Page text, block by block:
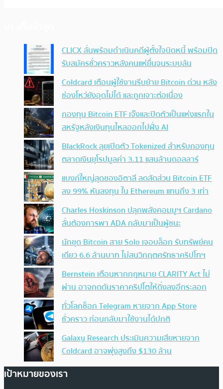
CLICX ลั่นพร้อมดำเนินคดีผู้ตั้งใจบิดหนี้ พร้อมปิด
รับสมัครชั่วคราวหลังคนแห่ยื่นจนระบบล้น
Coldcard เตือนผู้ใช้งานรีบย้าย Bitcoin ด่วน หลัง
ช่องโหว่ยังอุดไม่ได้ และถูกเจาะต่อเนื่อง
กองทุน Bitcoin ETF เจ๊งและปิดตัวเป็นแห่งแรกใน
สหรัฐหลังเงินทุนไหลออกไปฝั่ง AI
BlackRock ลุยเปิดตัว Tokenized สำหรับกองทุน
ตลาดเงินยุโรปมูลค่า 3.11 แสนล้านดอลลาร์
แบงก์ใหญ่สุดของอิตาลี ลดสัดส่วน Bitcoin ETF
ลง 99% หันลงทุน ใน Ethereum แทนถึง 3 เท่า
Charles Hoskinson ปลุกพลังคอมมูฯ Cardano
ลั่นต้องการพา ADA กลับมาเป็นผู้ชนะ
นักขุด Bitcoin สาย Solo เจอบล็อก รับทรัพย์คน
เดียว 6.6 ล้านบาท ไม่สนวิกฤตศรัทธาคริปโทฯ
Bernstein เตือนหากกฎหมาย CLARITY Act ไม่
ผ่าน อาจกดดันราคาคริปโตให้ดิ่งลงอีกระลอก
ทั่วโลกช็อก Telegram หายจาก App Store
ชั่วคราว ก่อนกลับมาใช้งานได้ปกติ
Galaxy Research ประเมินความเสียหายจาก
Coldcard อาจพุ่งสูงถึง $130 ล้าน
เป้าหมายของเรา